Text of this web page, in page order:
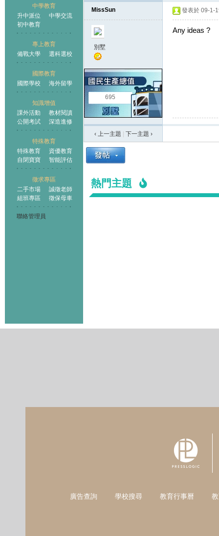
中學教育
升中派位
中學交流
初中教育
專上教育
備戰大學
選科選校
國際教育
國際學校
海外留學
知識增值
課外活動
教材閱讀
公開考試
深造進修
特殊教育
特殊教育
資優教育
自閉寶寶
智能評估
徵求專區
二手市場
誠徵老師
組班專區
徵保母車
聯絡管理員
MissSun
別墅
695
發表於 09-1-
Any ideas ?
‹ 上一主題 下一主題 ›
熱門主題
廣告查詢 學校搜尋 教育行事曆